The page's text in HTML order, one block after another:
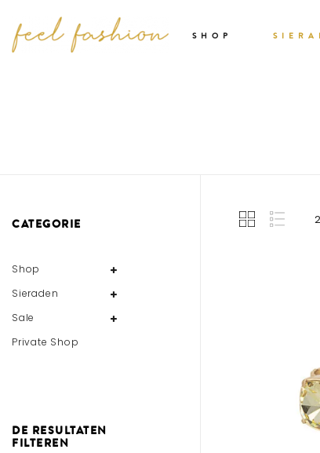
SHOP
CATEGORIE
Shop
Sieraden
Sale
Private Shop
DE RESULTATEN
FILTEREN